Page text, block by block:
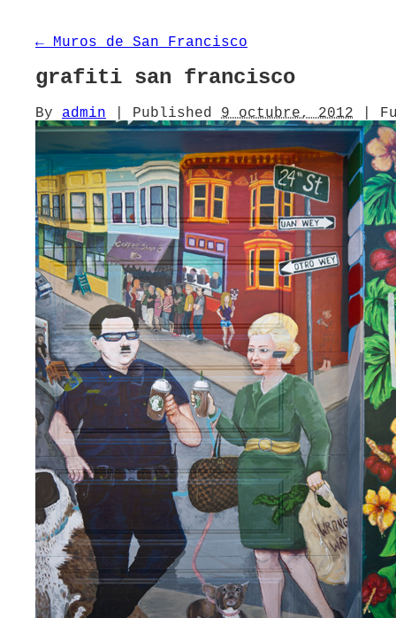
← Muros de San Francisco
grafiti san francisco
By admin Published 9 octubre, 2012